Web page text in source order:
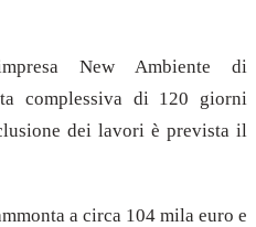
New Ambiente di
complessiva di 120 giorni
dei lavori è prevista il
a circa 104 mila euro e